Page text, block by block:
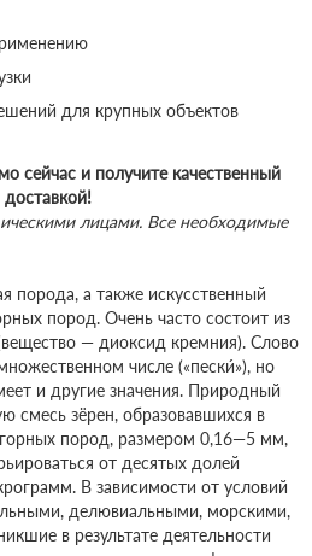
для крупных объектов
сейчас и получите качественный
лицами. Все необходимые
порода, а также искусственный
пород. Очень часто состоит из
— диоксид кремния). Слово
числе («пески́»), но
и другие значения. Природный
смесь зёрен, образовавшихся в
горных пород, размером 0,16—5 мм,
от десятых долей
В зависимости от условий
делювиальными, морскими,
в результате деятельности